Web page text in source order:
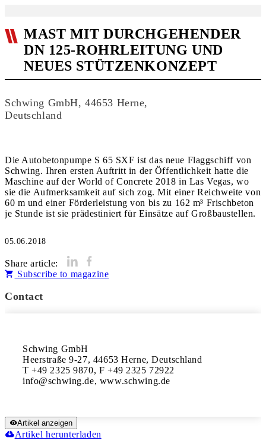
MAST MIT DURCHGEHENDER
DN 125-ROHRLEITUNG UND
NEUES STÜTZENKONZEPT
Schwing GmbH, 44653 Herne,
Deutschland
Die Autobetonpumpe S 65 SXF ist das neue Flaggschiff von
Schwing. Ihren ersten Auftritt in der Öffentlichkeit hatte die
Maschine auf der World of Concrete 2018 in Las Vegas, wo
sie die Aufmerksamkeit auf sich zog. Mit einer Reichweite von
60 m und einer Förderleistung von bis zu 162 m³ Frischbeton
je Stunde ist sie prädestiniert für Einsätze auf Großbaustellen.
05.06.2018
Share article:
Subscribe to magazine
Contact
Schwing GmbH
Heerstraße 9-27, 44653 Herne, Deutschland
T +49 2325 9870, F +49 2325 72922
info@schwing.de, www.schwing.de
Artikel anzeigen
Artikel herunterladen